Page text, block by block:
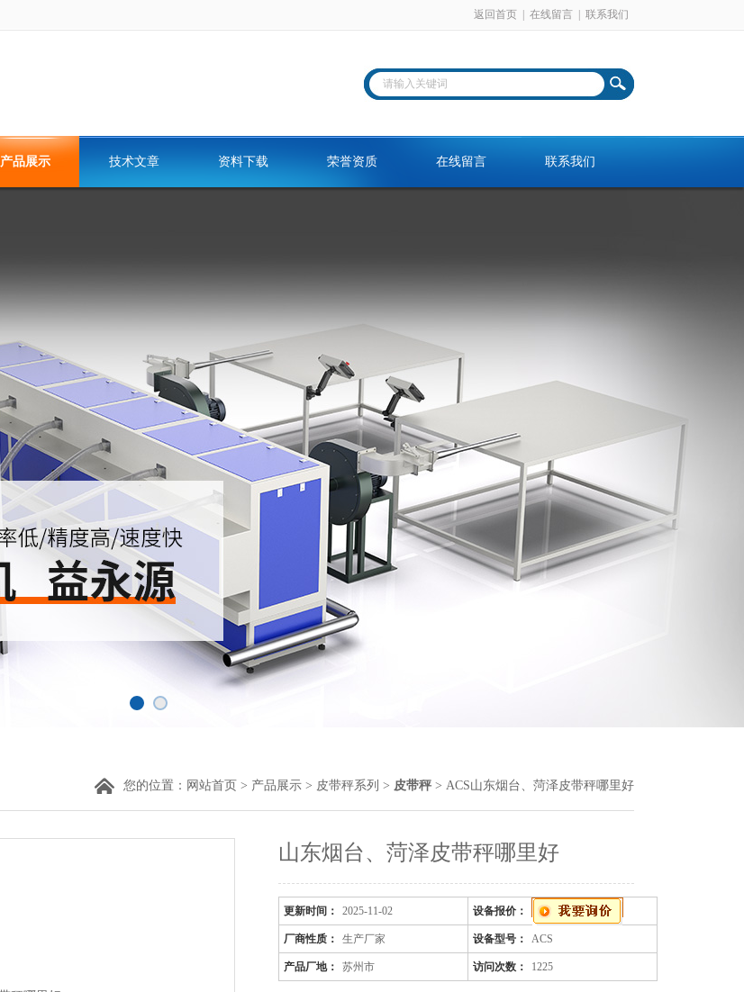
返回首页 在线留言 联系我们
产品展示 技术文章 资料下载 荣誉资质 在线留言 联系我们
您的位置： 网站首页 > 产品展示 > 皮带秤系列 > 皮带秤 > ACS山东烟台、菏泽皮带秤哪里好
山东烟台、菏泽皮带秤哪里好
更新时间： 2025-11-02 设备报价：
厂商性质： 生产厂家 设备型号： ACS
产品厂地： 苏州市 访问次数： 1225